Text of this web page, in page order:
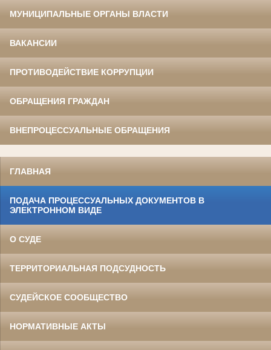
МУНИЦИПАЛЬНЫЕ ОРГАНЫ ВЛАСТИ
ВАКАНСИИ
ПРОТИВОДЕЙСТВИЕ КОРРУПЦИИ
ОБРАЩЕНИЯ ГРАЖДАН
ВНЕПРОЦЕССУАЛЬНЫЕ ОБРАЩЕНИЯ
ГЛАВНАЯ
ПОДАЧА ПРОЦЕССУАЛЬНЫХ ДОКУМЕНТОВ В
ЭЛЕКТРОННОМ ВИДЕ
О СУДЕ
ТЕРРИТОРИАЛЬНАЯ ПОДСУДНОСТЬ
СУДЕЙСКОЕ СООБЩЕСТВО
НОРМАТИВНЫЕ АКТЫ